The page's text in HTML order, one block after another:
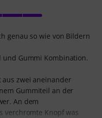
genau so wie von Bildern
und Gummi Kombination.
aus zwei aneinander
Gummiteil an der
An dem
verchromte Knopf was